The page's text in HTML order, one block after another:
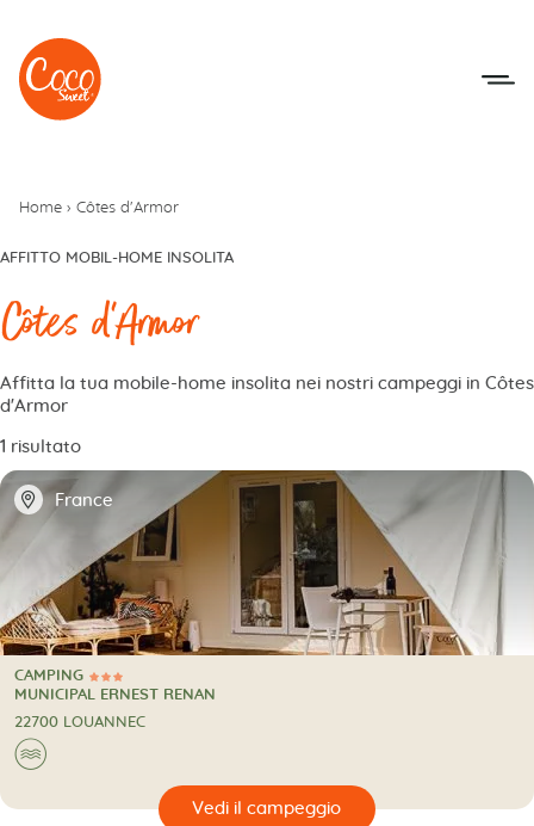
Vai al menu
Accedi al contenuto
Home › Côtes d'Armor
AFFITTO MOBIL-HOME INSOLITA
Côtes d'Armor
Affitta la tua mobile-home insolita nei nostri campeggi in Côtes
d'Armor
1 risultato
📍 France
3 Stelle
CAMPING
CAMPING
MUNICIPAL ERNEST RENAN
22700 LOUANNEC
🌊
🔍